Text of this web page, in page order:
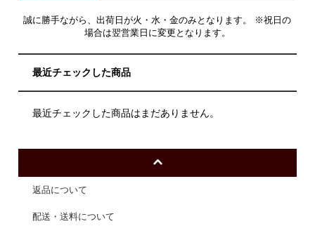
誠に勝手ながら、出荷日が火・水・金のみとなります。 ※祝日の
場合は翌営業日に変更となります。
最近チェックした商品
最近チェックした商品はまだありません。
返品について
配送・送料について